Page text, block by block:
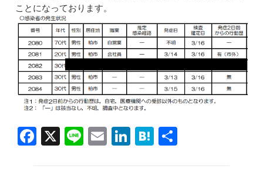
ことになっております。
F X Li E Li H